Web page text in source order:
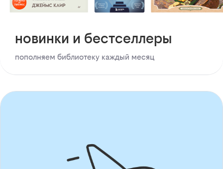
новинки и бестселлеры
пополняем библиотеку каждый месяц